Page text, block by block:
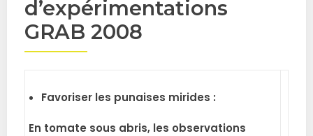
d’expérimentations
GRAB 2008
Favoriser les punaises mirides :
En tomate sous abris, les observations